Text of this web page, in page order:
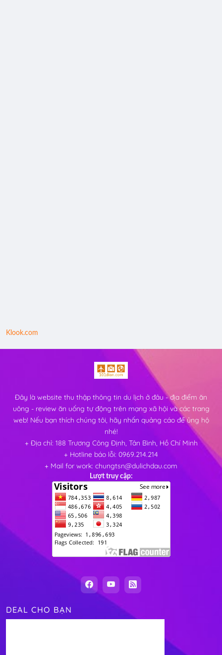
Klook.com
Đây là website thu thập thông tin du lịch ở đâu - địa điểm ăn
uông - review ăn uống tự động trên mạng xã hội và các trang
web! Nếu bạn thích chúng tôi, hãy nhấn quảng cáo để ủng hộ
nhé!
+ Địa chỉ: 188 Trương Công Định, Tân Bình, Hồ Chí Minh
+ Hotline báo lỗi: 0969.214.214
+ Mail for work: chungtsn@dulichdau.com
Lượt truy cập:
DEAL CHO BẠN